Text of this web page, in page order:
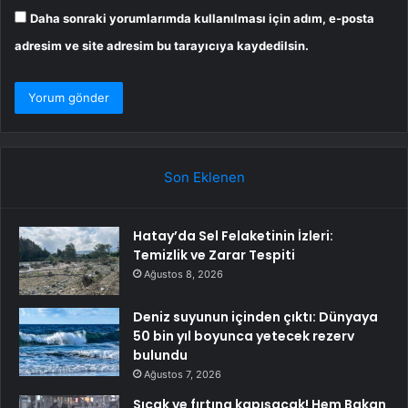
Daha sonraki yorumlarımda kullanılması için adım, e-posta
adresim ve site adresim bu tarayıcıya kaydedilsin.
Son Eklenen
Hatay’da Sel Felaketinin İzleri:
Temizlik ve Zarar Tespiti
Ağustos 8, 2026
Deniz suyunun içinden çıktı: Dünyaya
50 bin yıl boyunca yetecek rezerv
bulundu
Ağustos 7, 2026